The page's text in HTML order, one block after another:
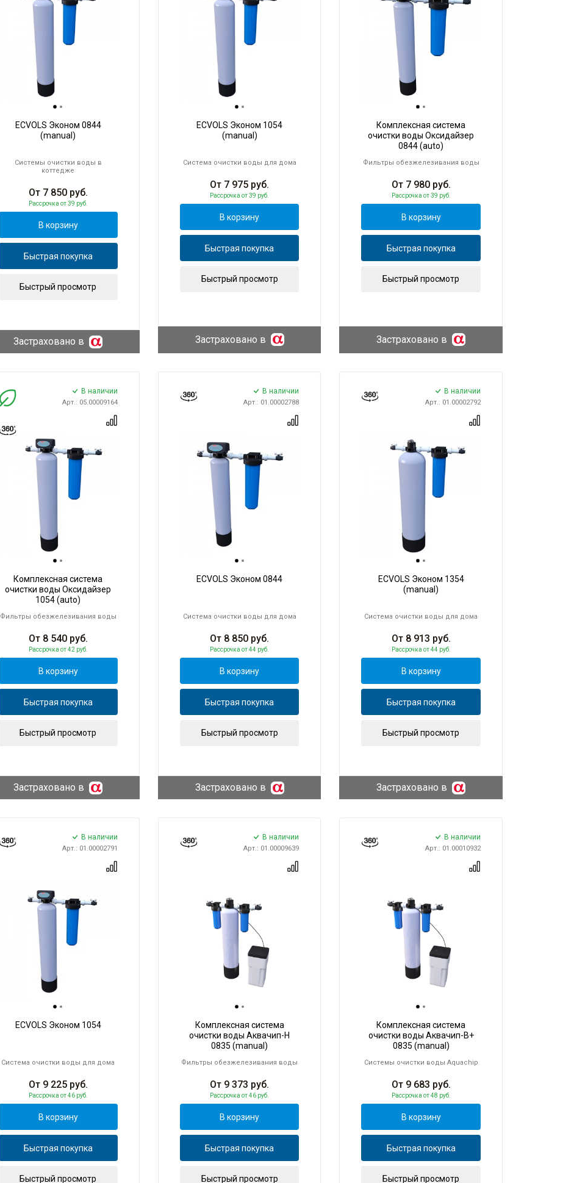
ECVOLS Эконом 0844
(manual)
Системы очистки воды в
коттедже
От 7 850руб.
Рассрочка от 39 руб.
В корзину
Быстрая покупка
Быстрый просмотр
Застраховано в
ECVOLS Эконом 1054
(manual)
Система очистки воды для дома
От 7 975 руб.
Рассрочкаот 39 руб.
В корзину
Быстрая покупка
Быстрый просмотр
Застраховано в
Комплексная система
очистки воды Оксидайзер
0844 (auto)
Фильтры обезжелезивания воды
От 7 980руб.
Рассрочка от 39 руб.
В корзину
Быстрая покупка
Быстрый просмотр
Застраховано в
В наличии
Арт.: 05.00009164
Комплексная система
очистки воды Оксидайзер
1054 (auto)
Фильтры обезжелезивания воды
От 8 540руб.
Рассрочка от 42 руб.
В корзину
Быстрая покупка
Быстрый просмотр
Застраховано в
В наличии
Арт.: 01.00002788
ECVOLS Эконом 0844
Система очистки воды для дома
От 8 850 руб.
Рассрочкаот 44 руб.
В корзину
Быстрая покупка
Быстрый просмотр
Застраховано в
В наличии
Арт.: 01.00002792
ECVOLS Эконом 1354
(manual)
Система очистки воды для дома
От 8 913 руб.
Рассрочка от 44 руб.
В корзину
Быстрая покупка
Быстрый просмотр
Застраховано в
В наличии
Арт.: 01.00002791
ECVOLS Эконом 1054
Система очистки воды для дома
От 9 225руб.
Рассрочка от 46 руб.
В корзину
Быстрая покупка
Быстрый просмотр
В наличии
Арт.: 01.00009639
Комплексная система
очистки воды Аквачип-H
0835 (manual)
Фильтры обезжелезивания воды
От 9 373 руб.
Рассрочкаот 46 руб.
В корзину
Быстрая покупка
Быстрый просмотр
В наличии
Арт.: 01.00010932
Комплексная система
очистки воды Аквачип-B+
0835 (manual)
Системы очистки воды Aquachip
От 9 683 руб.
Рассрочка от 48 руб.
В корзину
Быстрая покупка
Быстрый просмотр